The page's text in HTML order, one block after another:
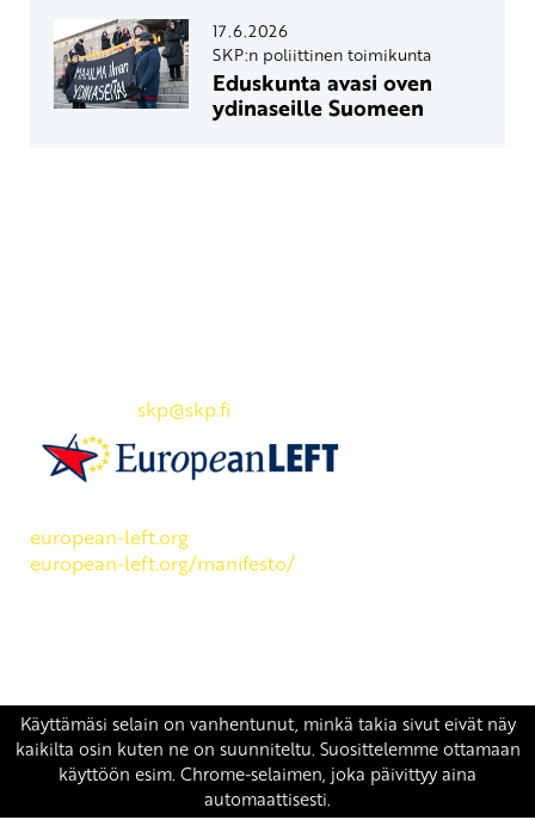
17.6.2026
SKP:n poliittinen toimikunta
Eduskunta avasi oven
ydinaseille Suomeen
skp@skp.fi
european-left.org
european-left.org/manifesto/
Copyright 2026 © SKP| Tietosuojaseloste